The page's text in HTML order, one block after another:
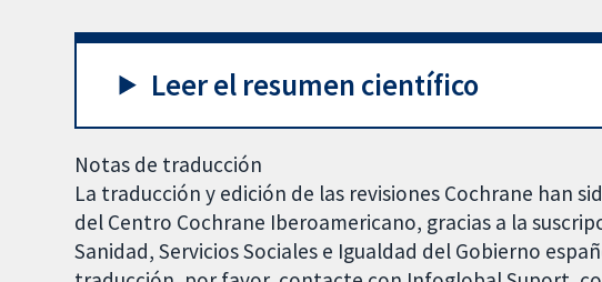
Leer el resumen científico
Notas de traducción
La traducción y edición de las revisiones Cochrane han
del Centro Cochrane Iberoamericano, gracias a la
Sanidad, Servicios Sociales e Igualdad del Gobierno